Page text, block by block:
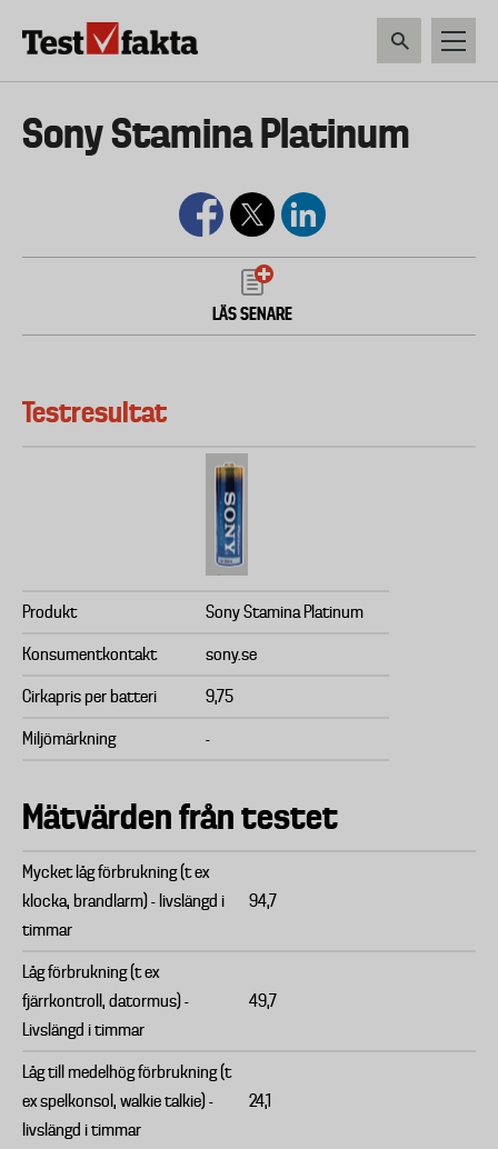
Huvudmeny
ny
Sony Stamina Platinum
LÄS SENARE
Testresultat
Produkt Sony Stamina Platinum
Konsumentkontakt sony.se
Cirkapris per batteri 9,75
Miljömärkning -
Mätvärden från testet
Mycket låg förbrukning (t ex
klocka, brandlarm) - livslängd i
timmar
94,7
Låg förbrukning (t ex
fjärrkontroll, datormus) -
Livslängd i timmar
49,7
Låg till medelhög förbrukning (t
ex spelkonsol, walkie talkie) -
livslängd i timmar
24,1